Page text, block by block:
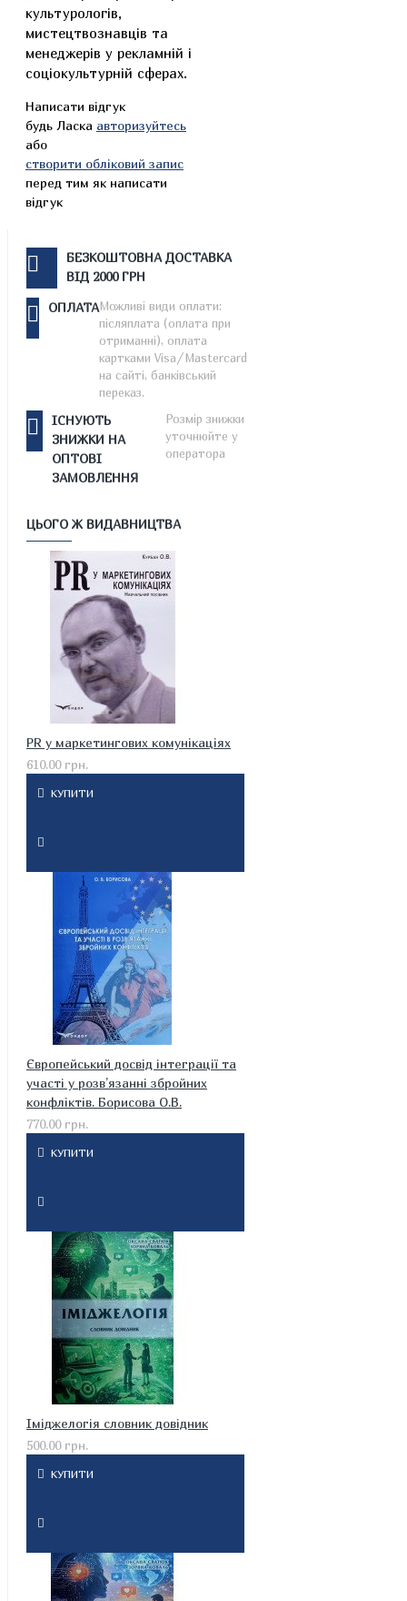
культурологів,
мистецтвознавців та
менеджерів у рекламній і
соціокультурній сферах.
Написати відгук
будь Ласка авторизуйтесь
або
створити обліковий запис
перед тим як написати
відгук
БЕЗКОШТОВНА ДОСТАВКА
ВІД 2000 ГРН
ОПЛАТАМожливі види оплати:
післяплата (оплата при
отриманні), оплата
картками Visa/Mastercard
на сайті, банківський
переказ.
ІСНУЮТЬ
ЗНИЖКИ НА
ОПТОВІ
ЗАМОВЛЕННЯ
Розмір знижки
уточнюйте у
оператора
ЦЬОГО Ж ВИДАВНИЦТВА
PR у маркетингових комунікаціях
610.00 грн.
КУПИТИ
Європейський досвід інтеграції та
участі у розв’язанні збройних
конфліктів. Борисова О.В.
770.00 грн.
КУПИТИ
Іміджелогія словник довідник
500.00 грн.
КУПИТИ